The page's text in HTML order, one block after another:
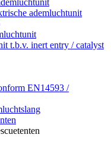
ademluchtunit
t.b.v. inert entry / catalyst
EN14593 /